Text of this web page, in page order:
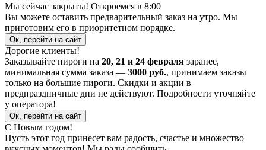
Мы сейчас закрыты! Откроемся в 8:00
Вы можете оставить предварительный заказ на утро. Мы
приготовим его в приоритетном порядке.
Ок, перейти на сайт
Дорогие клиенты!
Заказывайте пироги на 20, 21 и 24 февраля заранее,
минимальная сумма заказа — 3000 руб., принимаем заказы
только на большие пироги. Скидки и акции в
предпраздничные дни не действуют. Подробности уточняйте
у оператора!
Ок, перейти на сайт
С Новым годом!
Пусть этот год принесет вам радость, счастье и множество